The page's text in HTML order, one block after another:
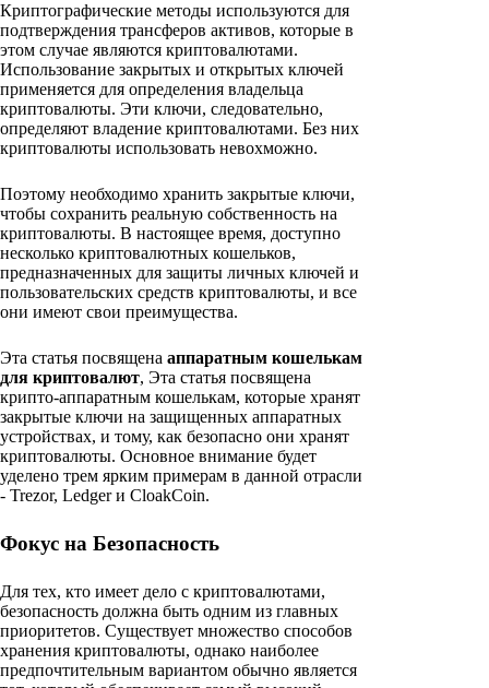
Криптографические методы используются для
подтверждения трансферов активов, которые в
этом случае являются криптовалютами.
Использование закрытых и открытых ключей
применяется для определения владельца
криптовалюты. Эти ключи, следовательно,
определяют владение криптовалютами. Без них
криптовалюты использовать невохможно.
Поэтому необходимо хранить закрытые ключи,
чтобы сохранить реальную собственность на
криптовалюты. В настоящее время, доступно
несколько криптовалютных кошельков,
предназначенных для защиты личных ключей и
пользовательских средств криптовалюты, и все
они имеют свои преимущества.
Эта статья посвящена аппаратным кошелькам
для криптовалют, Эта статья посвящена
крипто-аппаратным кошелькам, которые хранят
закрытые ключи на защищенных аппаратных
устройствах, и тому, как безопасно они хранят
криптовалюты. Основное внимание будет
уделено трем ярким примерам в данной отрасли
- Trezor, Ledger и CloakCoin.
Фокус на Безопасность
Для тех, кто имеет дело с криптовалютами,
безопасность должна быть одним из главных
приоритетов. Существует множество способов
хранения криптовалюты, однако наиболее
предпочтительным вариантом обычно является